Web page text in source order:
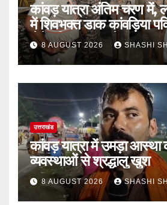
कांवड़ यात्रा अंतिम चरण में,
में शिवभक्त डाक कांवड़िया
लेने हरिद्वार पहुंच रहे
8 AUGUST 2026 SHASHI
उत्तराखंड
कांवड़ यात्रा में उमड़ा आस्था
व्यवस्थाओं से श्रद्धालु खुश
8 AUGUST 2026 SHASHI